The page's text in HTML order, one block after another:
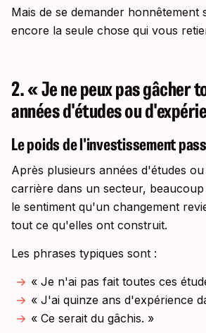
Mais de se demander honnêtement
encore la seule chose qui vous
2. « Je ne peux pas gâcher
années d'études ou
Le poids de l'investissement
Après plusieurs années d'études
carrière dans un secteur,
le sentiment qu'un changement
tout ce qu'elles ont construit.
Les phrases typiques sont :
« Je n'ai pas fait toutes ces
« J'ai quinze ans d'expérience
« Ce serait du gâchis. »